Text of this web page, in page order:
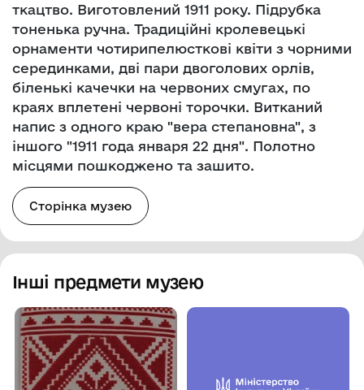
ткацтво. Виготовлений 1911 року. Підрубка
тоненька ручна. Традиційні кролевецькі
орнаменти чотирипелюсткові квіти з чорними
серединками, дві пари двоголових орлів,
біленькі качечки на червоних смугах, по
краях вплетені червоні торочки. Витканий
напис з одного краю "вера степановна", з
іншого "1911 года января 22 дня". Полотно
місцями пошкоджено та зашито.
Сторінка музею
Інші предмети музею